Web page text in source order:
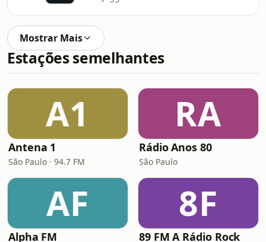
Mostrar Mais
Estações semelhantes
A1
Antena 1
São Paulo · 94.7 FM
RA
Rádio Anos 80
São Paulo
AF
Alpha FM
8F
89 FM A Rádio Rock